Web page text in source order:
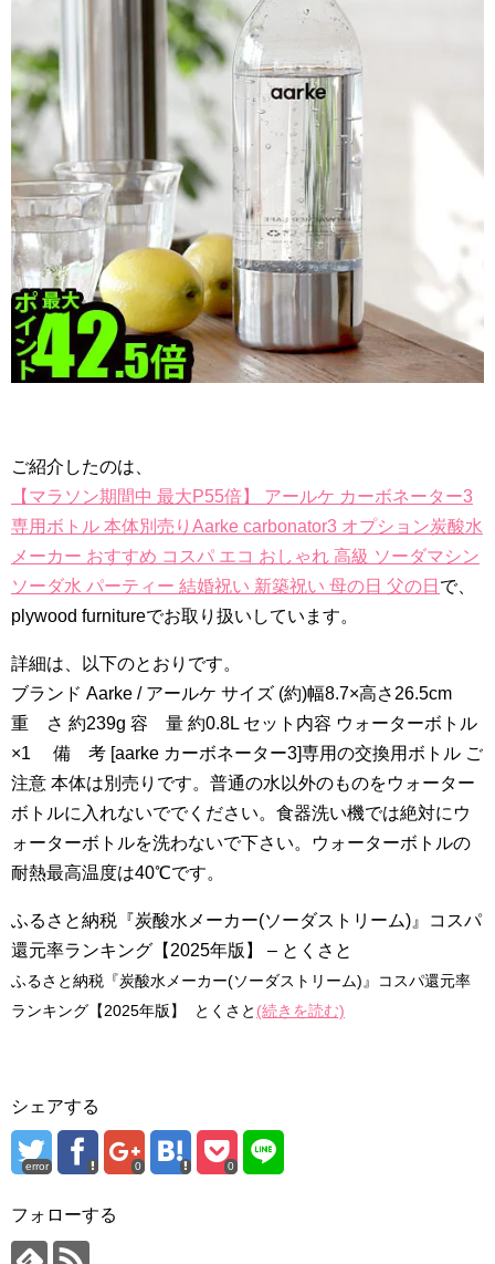
ご紹介したのは、
【マラソン期間中 最大P55倍】 アールケ カーボネーター3
専用ボトル 本体別売りAarke carbonator3 オプション炭酸水
メーカー おすすめ コスパ エコ おしゃれ 高級 ソーダマシン
ソーダ水 パーティー 結婚祝い 新築祝い 母の日 父の日 で、
plywood furnitureでお取り扱いしています。
詳細は、以下のとおりです。
ブランド Aarke / アールケ サイズ (約)幅8.7×高さ26.5cm
重 さ 約239g 容 量 約0.8L セット内容 ウォーターボトル
×1 備 考 [aarke カーボネーター3]専用の交換用ボトル ご
注意 本体は別売りです。普通の水以外のものをウォーター
ボトルに入れないででください。食器洗い機では絶対にウ
ォーターボトルを洗わないで下さい。ウォーターボトルの
耐熱最高温度は40℃です。
ふるさと納税『炭酸水メーカー(ソーダストリーム)』コスパ
還元率ランキング【2025年版】 – とくさと
ふるさと納税『炭酸水メーカー(ソーダストリーム)』コスパ還元率
ランキング【2025年版】 とくさと (続きを読む)
シェアする
error 0 0
フォローする